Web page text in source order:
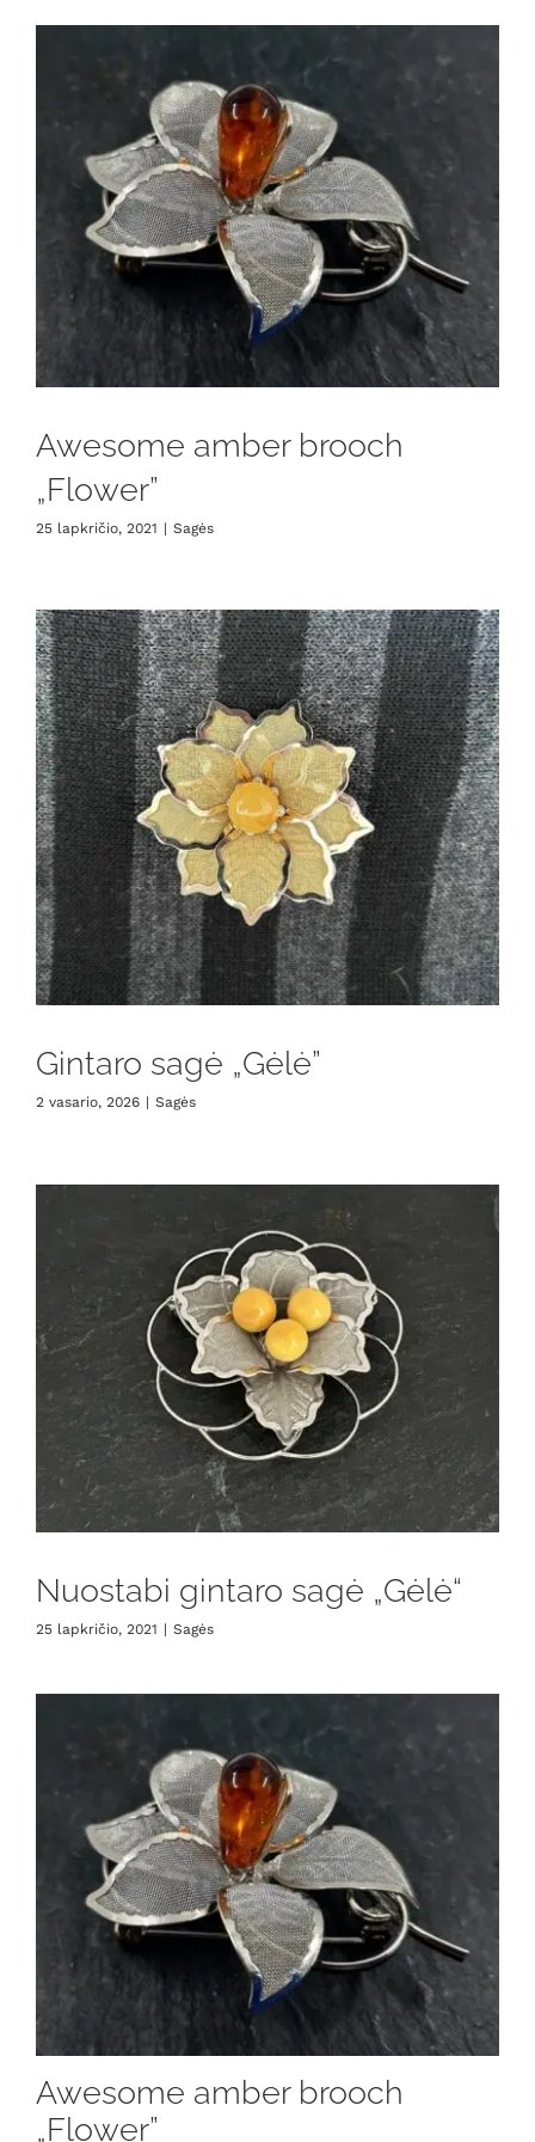
Awesome amber brooch
„Flower”
25 lapkričio, 2021 | Sagės
Gintaro sagė „Gėlė”
2 vasario, 2026 | Sagės
Nuostabi gintaro sagė „Gėlė“
25 lapkričio, 2021 | Sagės
Awesome amber brooch
„Flower”